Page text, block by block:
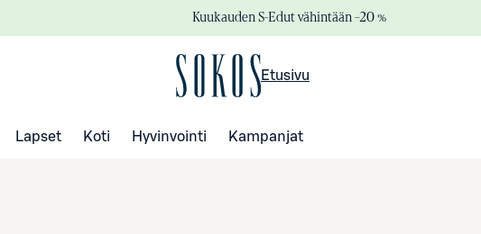
Kuukauden S-Edut vähintään –20 %
Etusivu
Lapset Koti Hyvinvointi Kampanjat